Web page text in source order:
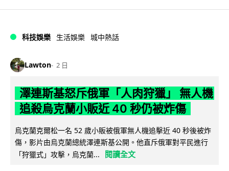
科技娛樂 生活娛樂 城中熱話
Lawton 2 日
澤連斯基怒斥俄軍「人肉狩獵」 無人機
追殺烏克蘭小販近 40 秒仍被炸傷
烏克蘭克爾松一名 52 歲小販被俄軍無人機追擊近 40 秒後被炸
傷，影片由烏克蘭總統澤連斯基公開。他直斥俄軍對平民進行
「狩獵式」攻擊，烏克蘭...
閱讀全文